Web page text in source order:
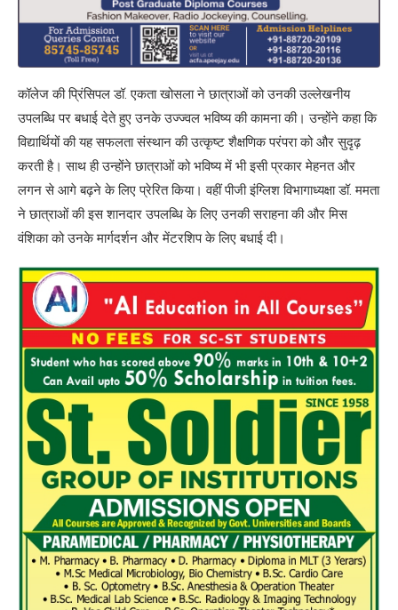
कॉलेज की प्रिंसिपल डॉ. एकता खोसला ने छात्राओं को उनकी उल्लेखनीय
उपलब्धि पर बधाई देते हुए उनके उज्ज्वल भविष्य की कामना की। उन्होंने कहा कि
विद्यार्थियों की यह सफलता संस्थान की उत्कृष्ट शैक्षणिक परंपरा को और सुदृढ़
करती है। साथ ही उन्होंने छात्राओं को भविष्य में भी इसी प्रकार मेहनत और
लगन से आगे बढ़ने के लिए प्रेरित किया। वहीं पीजी इंग्लिश विभागाध्यक्षा डॉ. ममता
ने छात्राओं की इस शानदार उपलब्धि के लिए उनकी सराहना की और मिस
वंशिका को उनके मार्गदर्शन और मेंटरशिप के लिए बधाई दी।